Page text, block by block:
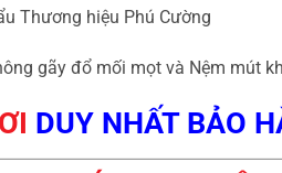
Thương hiệu Phú Cường
gãy đổ mối mọt và Nệm mút
DUY NHẤT BẢO